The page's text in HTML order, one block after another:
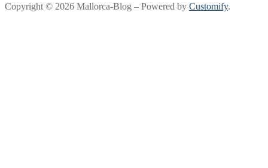
Copyright © 2026 Mallorca-Blog – Powered by Customify.